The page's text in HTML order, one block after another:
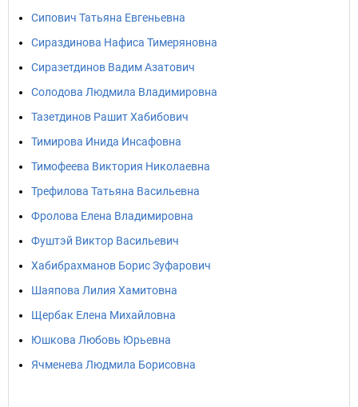
Сипович Татьяна Евгеньевна
Сираздинова Нафиса Тимеряновна
Сиразетдинов Вадим Азатович
Солодова Людмила Владимировна
Тазетдинов Рашит Хабибович
Тимирова Инида Инсафовна
Тимофеева Виктория Николаевна
Трефилова Татьяна Васильевна
Фролова Елена Владимировна
Фуштэй Виктор Васильевич
Хабибрахманов Борис Зуфарович
Шаяпова Лилия Хамитовна
Щербак Елена Михайловна
Юшкова Любовь Юрьевна
Ячменева Людмила Борисовна